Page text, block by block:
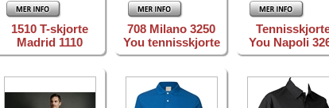
1510 T-skjorte
Madrid 1110
708 Milano 3250
You tennisskjorte
You Napoli